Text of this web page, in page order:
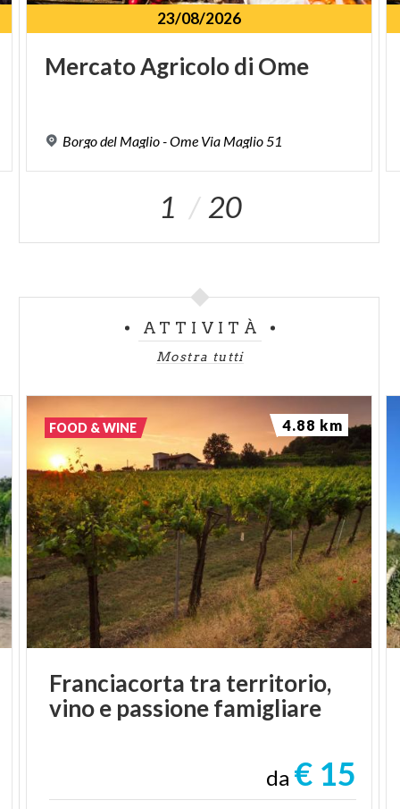
Seguite il consiglio, se passate da Ospitaletto
fermatevi, entrate e perdetevi nei vicoli. Poi, con
serena calma, uscite dal centro ed osservate la
23/08/2026
MercatoAgricolodi Ome
Borgodel Maglio-Ome Via Maglio 51
1 20
ATTIVITÀ
Mostra tutti
Franciacorta tra territorio,
vinoe passionefamigliare
da € 15
FOOD & WINE 4.88 km